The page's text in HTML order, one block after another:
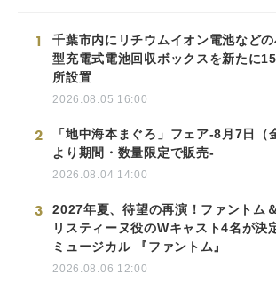
1
千葉市内にリチウムイオン電池など
型充電式電池回収ボックスを新たに
所設置
2026.08.05 16:00
2
「地中海本まぐろ」フェア-8月7日（
より期間・数量限定で販売-
2026.08.04 14:00
3
2027年夏、待望の再演！ファントム
リスティーヌ役のWキャスト4名が決
ミュージカル 『ファントム』
2026.08.06 12:00